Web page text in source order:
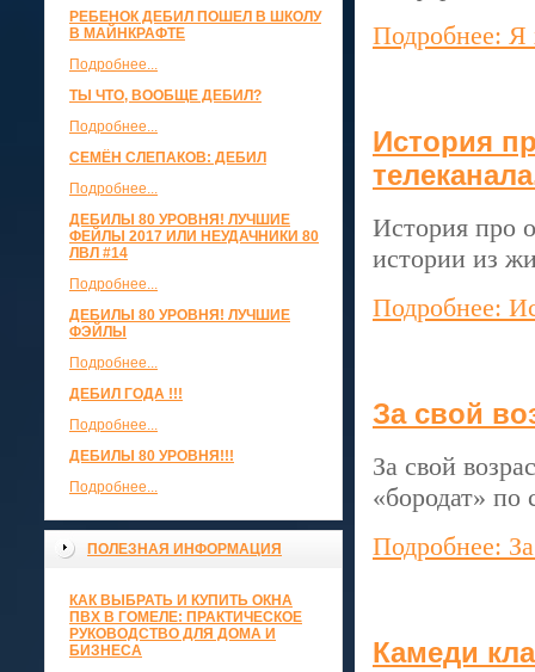
РЕБЕНОК ДЕБИЛ ПОШЕЛ В ШКОЛУ
В МАЙНКРАФТЕ
Подробнее...
ТЫ ЧТО, ВООБЩЕ ДЕБИЛ?
Подробнее...
СЕМЁН СЛЕПАКОВ: ДЕБИЛ
Подробнее...
ДЕБИЛЫ 80 УРОВНЯ! ЛУЧШИЕ
ФЕЙЛЫ 2017 ИЛИ НЕУДАЧНИКИ 80
ЛВЛ #14
Подробнее...
ДЕБИЛЫ 80 УРОВНЯ! ЛУЧШИЕ
ФЭЙЛЫ
Подробнее...
ДЕБИЛ ГОДА !!!
Подробнее...
ДЕБИЛЫ 80 УРОВНЯ!!!
Подробнее...
ПОЛЕЗНАЯ ИНФОРМАЦИЯ
КАК ВЫБРАТЬ И КУПИТЬ ОКНА
ПВХ В ГОМЕЛЕ: ПРАКТИЧЕСКОЕ
РУКОВОДСТВО ДЛЯ ДОМА И
БИЗНЕСА
Подробнее: Я
История
История про
истории из
Подробнее:
За свой
За свой
«бородат» по
Подробнее:
Камеди